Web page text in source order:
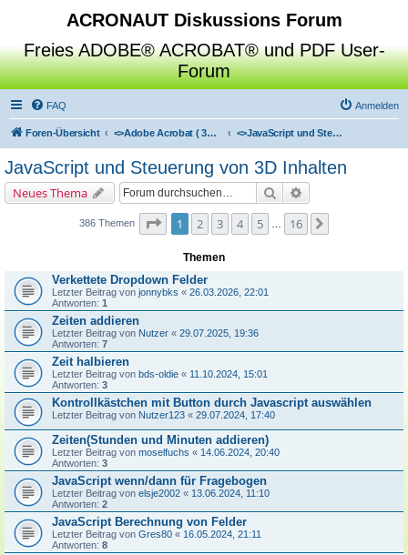
ACRONAUT Diskussions Forum
Freies ADOBE® ACROBAT® und PDF User-
Forum
FAQ Anmelden
Foren-Übersicht <>Adobe Acrobat ( 3D / Professional / Standard / Reader / Distiller ) <>JavaScript und Steuerung von 3D Inhalten
JavaScript und Steuerung von 3D Inhalten
Neues Thema Suche
386 Themen Seite von
1 2 3 4 5 16
Themen
Verkettete Dropdown Felder
Letzter Beitrag von jonnybks « 26.03.2026, 22:01
Antworten: 1
Zeiten addieren
Letzter Beitrag von Nutzer « 29.07.2025, 19:36
Antworten: 7
Zeit halbieren
Letzter Beitrag von bds-oldie « 11.10.2024, 15:01
Antworten: 3
Kontrollkästchen mit Button durch Javascript auswählen
Letzter Beitrag von Nutzer123 « 29.07.2024, 17:40
Zeiten(Stunden und Minuten addieren)
Letzter Beitrag von moselfuchs « 14.06.2024, 20:40
Antworten: 3
JavaScript wenn/dann für Fragebogen
Letzter Beitrag von elsje2002 « 13.06.2024, 11:10
Antworten: 2
JavaScript Berechnung von Felder
Letzter Beitrag von Gres80 « 16.05.2024, 21:11
Antworten: 8